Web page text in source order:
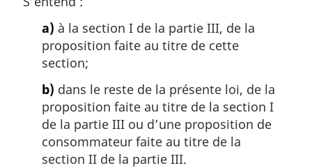
a) à la section I de la partie III, de la
proposition faite au titre de cette
section;
b) dans le reste de la présente loi, de la
proposition faite au titre de la section I
de la partie III ou d’une proposition de
consommateur faite au titre de la
section II de la partie III.